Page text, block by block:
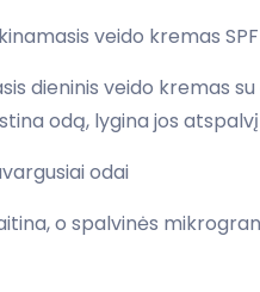
veido kremas SPF
dieninis veido kremas su
odą, lygina jos atspalvį
odai
o spalvinės